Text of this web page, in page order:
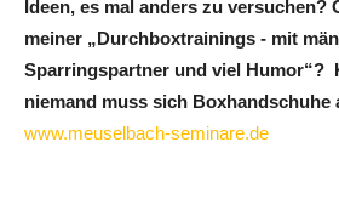
Ideen, es mal anders zu versuchen?
meiner „Durchboxtrainings - mit
Sparringspartner und viel Humor“?
niemand muss sich Boxhandschuhe
www.meuselbach-seminare.de